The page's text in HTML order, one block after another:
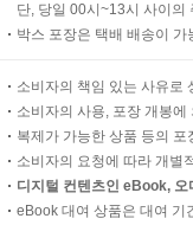
단, 당일 00시~13시 사이의
박스 포장은 택배 배송이
소비자의 책임 있는 사유로
소비자의 사용, 포장 개봉
복제가 가능한 상품 등의
소비자의 요청에 따라 개별
디지털 컨텐츠인 eBook,
eBook 대여 상품은 대여 기